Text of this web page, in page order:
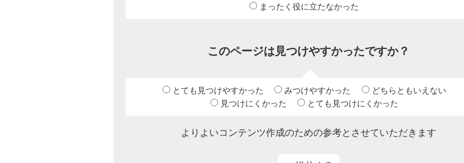
まったく役に立たなかった
このページは見つけやすかったですか？
とても見つけやすかった みつけやすかった
どちらともいえない
見つけにくかった
とても見つけにくかった
よりよいコンテンツ作成のための参考とさせていただきます